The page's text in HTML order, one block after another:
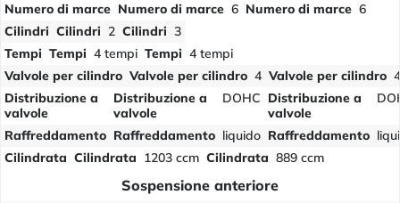
Numero di marce Numero di marce 6 Numero di marce 6
Cilindri Cilindri 2 Cilindri 3
Tempi Tempi 4 tempi Tempi 4 tempi
Valvole per cilindro Valvole per cilindro 4 Valvole per cilindro 4
Distribuzione a
valvole
Distribuzione a
valvole
DOHC Distribuzione a
valvole
Raffreddamento Raffreddamento liquido Raffreddamento
Cilindrata Cilindrata 1203 ccm Cilindrata 889 ccm
Sospensione anteriore